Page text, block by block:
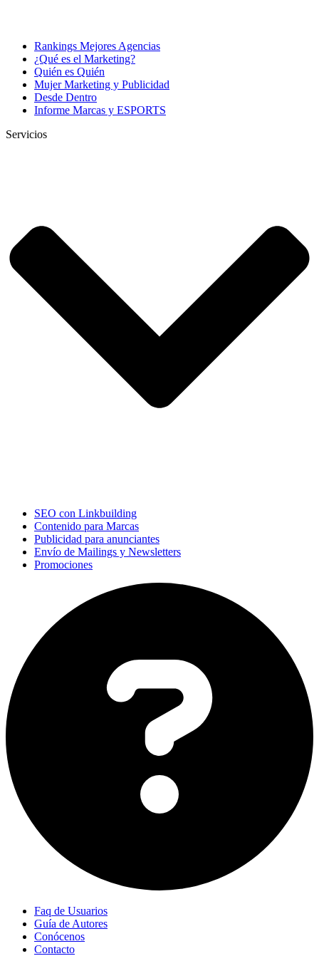
Rankings Mejores Agencias
¿Qué es el Marketing?
Quién es Quién
Mujer Marketing y Publicidad
Desde Dentro
Informe Marcas y ESPORTS
Servicios
SEO con Linkbuilding
Contenido para Marcas
Publicidad para anunciantes
Envío de Mailings y Newsletters
Promociones
Faq de Usuarios
Guía de Autores
Conócenos
Contacto